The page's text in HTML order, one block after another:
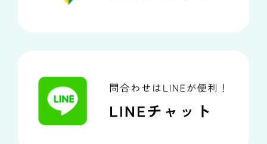
初診相談予約
矯正歯科治療について役立つ情報を配信中